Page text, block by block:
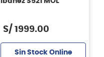
S/ 1999.00
Sin Stock Online